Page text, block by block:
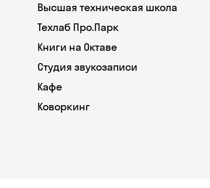
Высшая техническая школа
Техлаб Про.Парк
Книги на Октаве
Студия звукозаписи
Кафе
Коворкинг